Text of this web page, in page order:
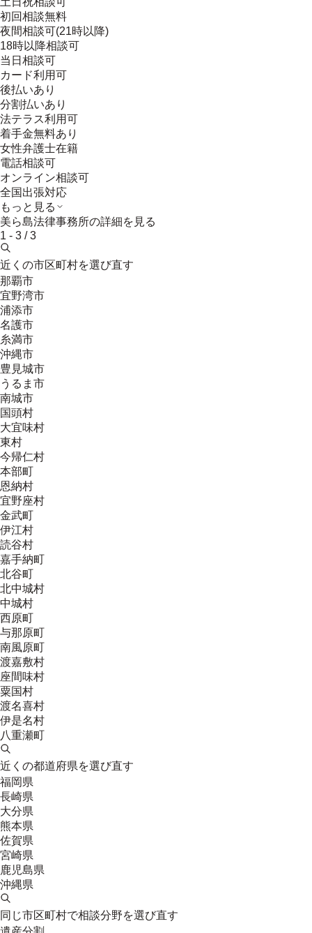
初回相談無料
夜間相談可(21時以降)
18時以降相談可
当日相談可
カード利用可
後払いあり
分割払いあり
法テラス利用可
着手金無料あり
女性弁護士在籍
電話相談可
オンライン相談可
全国出張対応
もっと見る
美ら島法律事務所の詳細を見る
1 - 3 /3
近くの市区町村を選び直す
那覇市
宜野湾市
浦添市
名護市
糸満市
沖縄市
豊見城市
うるま市
南城市
国頭村
大宜味村
東村
今帰仁村
本部町
恩納村
宜野座村
金武町
伊江村
読谷村
嘉手納町
北谷町
北中城村
中城村
西原町
与那原町
南風原町
渡嘉敷村
座間味村
粟国村
渡名喜村
伊是名村
八重瀬町
近くの都道府県を選び直す
福岡県
長崎県
大分県
熊本県
佐賀県
宮崎県
鹿児島県
沖縄県
同じ市区町村で相談分野を選び直す